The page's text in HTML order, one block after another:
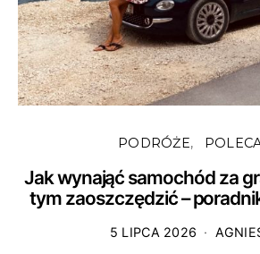
PODRÓŻE
Jak wynająć samochód za
tym zaoszczędzić –
5 LIPCA 2026